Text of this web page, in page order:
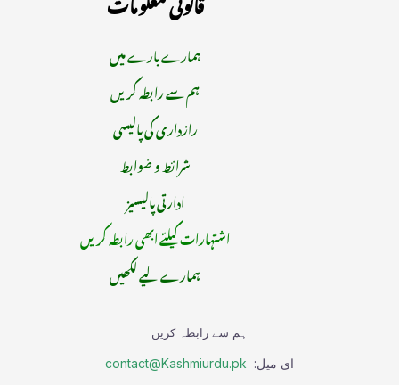
ہمارے بارے میں
ہم سے رابطہ کریں
رازداری کی پالیسی
شرائط و ضوابط
ادارتی پالیسیز
اشتہارات کیلئے ابھی رابطہ کریں
ہمارے لیے لکھیں
ہم سے رابطہ کریں
ای میل: contact@Kashmiurdu.pk